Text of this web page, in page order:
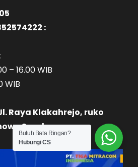
:
– 16.00 WIB
WIB
Raya Klakahrejo, ruko
Surabaya
Butuh Bata Ringan?
Hubungi CS